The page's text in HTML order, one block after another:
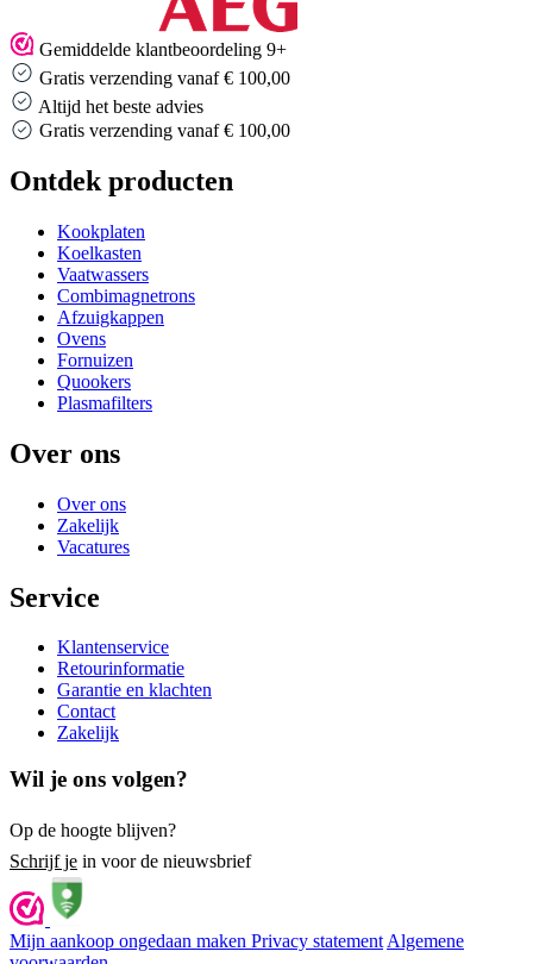
Gemiddelde klantbeoordeling 9+
Gratis verzending vanaf € 100,00
Altijd het beste advies
Gratis verzending vanaf € 100,00
Ontdek producten
Kookplaten
Koelkasten
Vaatwassers
Combimagnetrons
Afzuigkappen
Ovens
Fornuizen
Quookers
Plasmafilters
Over ons
Over ons
Zakelijk
Vacatures
Service
Klantenservice
Retourinformatie
Garantie en klachten
Contact
Zakelijk
Wil je ons volgen?
Op de hoogte blijven?
Schrijf je in voor de nieuwsbrief
Mijn aankoop ongedaan maken Privacy statement Algemene